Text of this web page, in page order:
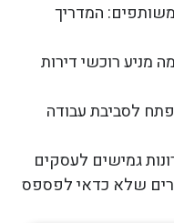
המדריך
מניע רוכשי דירות
לסביבת עבודה
גמישים לעסקים